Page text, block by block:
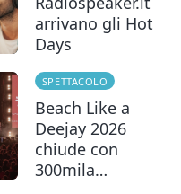
arrivano gli Hot
Days
SPETTACOLO
Beach Like a
Deejay 2026
chiude con
300mila…